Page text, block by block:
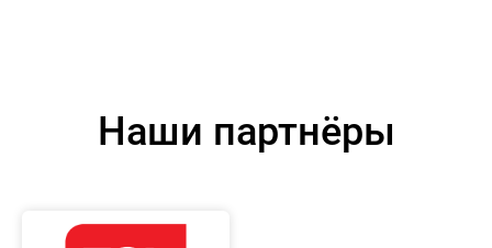
Наши партнёры